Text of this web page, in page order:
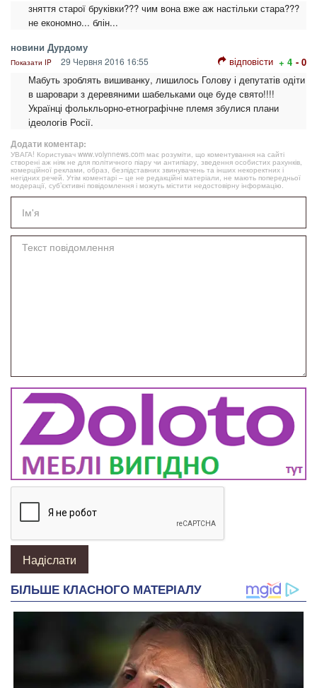
зняття старої бруківки??? чим вона вже аж настільки стара???
не економно... блін...
новини Дурдому
Показати IP 29 Червня 2016 16:55 відповісти + 4 - 0
Мабуть зроблять вишиванку, лишилось Голову і депутатів одіти
в шаровари з деревяними шабельками оце буде свято!!!!
Українці фолькльорно-етнографічне племя збулися плани
ідеологів Росії.
Додати коментар:
УВАГА! Користувач www.volynnews.com має розуміти, що коментування на сайті
створені аж ніяк не для політичного піару чи антипіару, зведення особистих рахунків,
комерційної реклами, образ, безпідставних звинувачень та інших некоректних і
негідних речей. Утім коментарі – це не редакційні матеріали, не мають попередньої
модерації, суб’єктивні повідомлення і можуть містити недостовірну інформацію.